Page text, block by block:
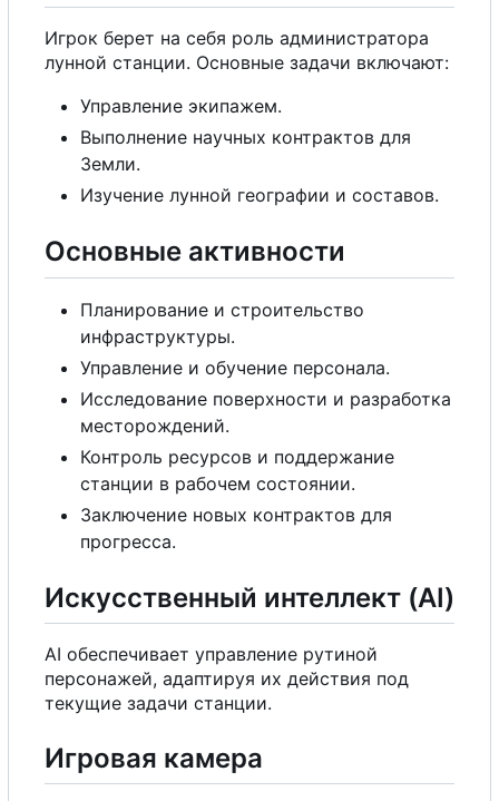
Игрок берет на себя роль администратора
лунной станции. Основные задачи включают:
Управление экипажем.
Выполнение научных контрактов для
Земли.
Изучение лунной географии и составов.
Основные активности
Планирование и строительство
инфраструктуры.
Управление и обучение персонала.
Исследование поверхности и разработка
месторождений.
Контроль ресурсов и поддержание
станции в рабочем состоянии.
Заключение новых контрактов для
прогресса.
Искусственный интеллект (AI)
AI обеспечивает управление рутиной
персонажей, адаптируя их действия под
текущие задачи станции.
Игровая камера